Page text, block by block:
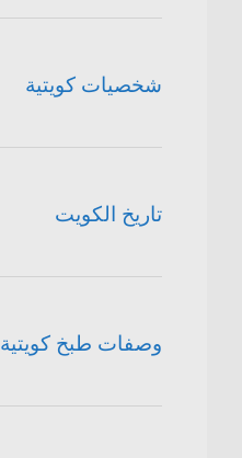
شخصيات كويتية
تاريخ الكويت
وصفات طبخ كويتية